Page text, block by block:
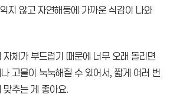
지 않고 자연해동에 가까운 식감이 나와
자체가 부드럽기 때문에 너무 오래 돌리면
고물이 눅눅해질 수 있어서, 짧게 여러 번
추는 게 좋아요.